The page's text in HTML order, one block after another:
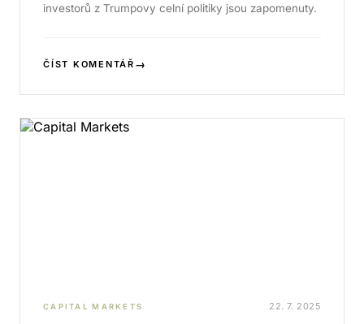
investorů z Trumpovy celní politiky jsou zapomenuty.
ČÍST KOMENTÁŘ →
CAPITAL MARKETS 22. 7. 2025